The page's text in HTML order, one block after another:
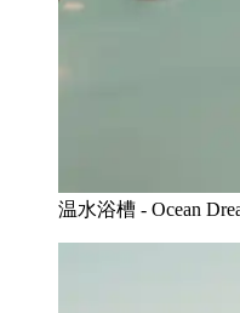
温水浴槽 - Ocean